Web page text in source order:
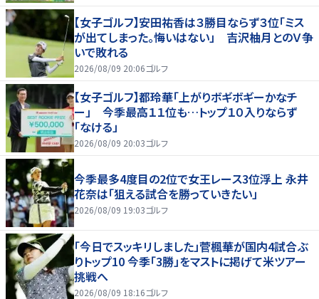
【女子ゴルフ】安田祐香は３勝目ならず３位「ミス
が出てしまった。悔いはない」 吉沢柚月とのＶ争
いで敗れる
2026/08/09 20:06ゴルフ
【女子ゴルフ】都玲華「上がりボギボギーかなチ
ー」 今季最高１１位も…トップ１０入りならず
「なける」
2026/08/09 20:03ゴルフ
今季最多4度目の2位で女王レース3位浮上 永井
花奈は「狙える試合を勝っていきたい」
2026/08/09 19:03ゴルフ
「今日でスッキリしました」菅楓華が国内4試合ぶ
りトップ10 今季「3勝」をマストに掲げて米ツアー
挑戦へ
2026/08/09 18:16ゴルフ